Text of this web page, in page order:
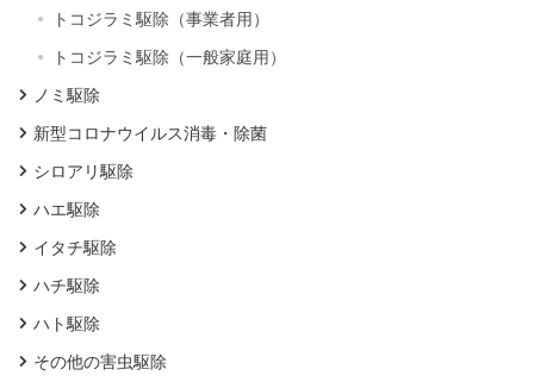
トコジラミ駆除（事業者用）
トコジラミ駆除（一般家庭用）
ノミ駆除
新型コロナウイルス消毒・除菌
シロアリ駆除
ハエ駆除
イタチ駆除
ハチ駆除
ハト駆除
その他の害虫駆除